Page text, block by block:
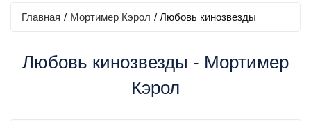
Главная / Мортимер Кэрол / Любовь кинозвезды
Любовь кинозвезды - Мортимер
Кэрол